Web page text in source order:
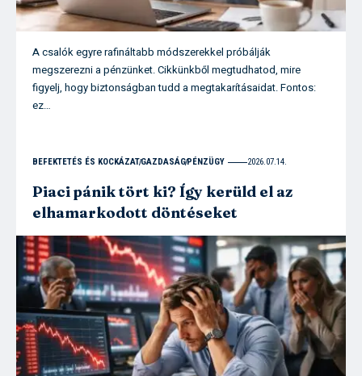
A csalók egyre rafináltabb módszerekkel próbálják
megszerezni a pénzünket. Cikkünkből megtudhatod, mire
figyelj, hogy biztonságban tudd a megtakarításaidat. Fontos:
ez…
BEFEKTETÉS ÉS KOCKÁZATGAZDASÁGPÉNZÜGY 2026.07.14.
Piaci pánik tört ki? Így kerüld el az
elhamarkodott döntéseket